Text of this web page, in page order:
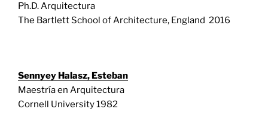
Ph.D. Arquitectura
The Bartlett School of Architecture, England 2016
Sennyey Halasz, Esteban
Maestría en Arquitectura
Cornell University 1982